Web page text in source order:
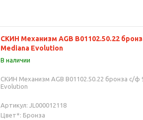
СКИН Механизм AGB В01102.50.22
Mediana Evolution
В наличии
СКИН Механизм AGB В01102.50.22 бронза с/ф
Evolution
Артикул: JL000012118
Цвет*: Бронза